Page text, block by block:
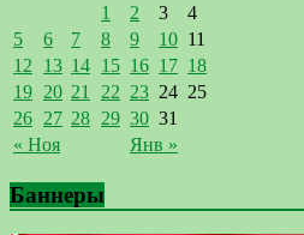
« Ноя Янв »
1 2 3
4
5
6 7 8 9 10 11
12
13 14 15 16 17 18
19 20 21 22 23 24 25
26 27 28 29 30 31
Баннеры